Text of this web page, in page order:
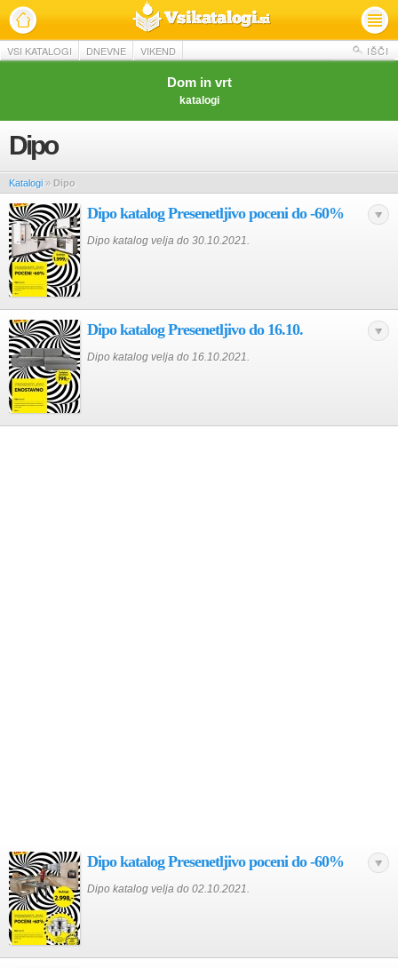
VSI KATALOGI DNEVNE VIKEND IŠČI
Dom in vrt
katalogi
Dipo
Katalogi » Dipo
Dipo katalog Presenetljivo poceni do -60%
Dipo katalog velja do 30.10.2021.
Dipo katalog Presenetljivo do 16.10.
Dipo katalog velja do 16.10.2021.
Dipo katalog Presenetljivo poceni do -60%
Dipo katalog velja do 02.10.2021.